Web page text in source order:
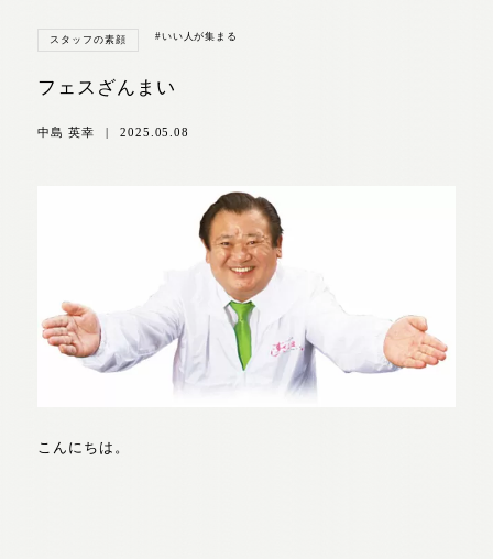
スタッフの素顔 #いい人が集まる
フェスざんまい
中島 英幸 | 2025.05.08
こんにちは。